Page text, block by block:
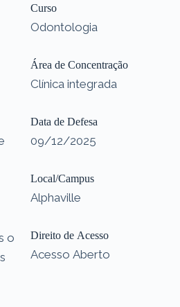
o
Curso
Odontologia
Área de Concentração
Clínica integrada
Data de Defesa
09/12/2025
Local/Campus
Alphaville
Direito de Acesso
Acesso Aberto